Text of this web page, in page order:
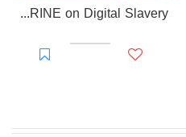
EL-RAKHAWI DOCTRINE on Digital Slavery